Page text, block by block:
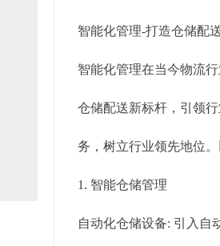
智能化管理-打造仓储配
智能化管理在当今物流
仓储配送新标杆，引领
务，树立行业领先地位
1. 智能仓储管理
自动化仓储设备: 引入自